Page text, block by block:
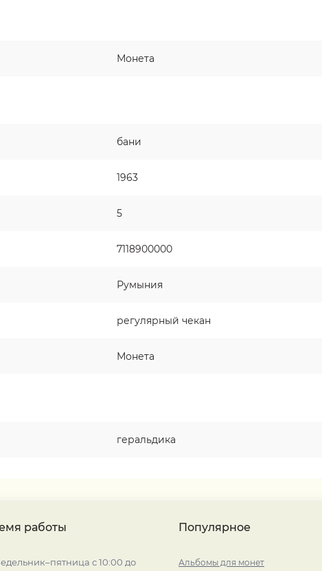
Монета
бани
1963
5
7118900000
Румыния
регулярный чекан
Монета
геральдика
работы
с 10:00 до
Популярное
Альбомы для монет